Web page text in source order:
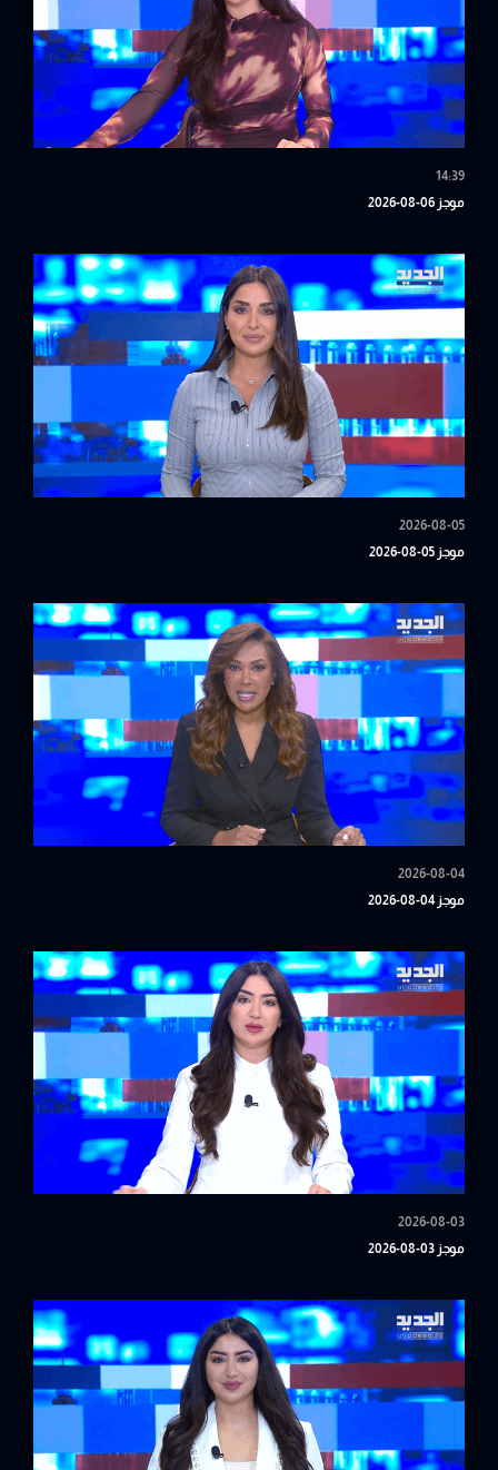
14:39
موجز 06-08-2026
2026-08-05
موجز 05-08-2026
2026-08-04
موجز 04-08-2026
2026-08-03
موجز 03-08-2026